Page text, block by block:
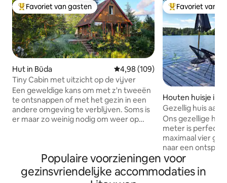
Topfavoriet van gasten
Favoriet van gasten
Hut in Būda Gemiddelde beoordeling van
4,98 (109)
Tiny Cabin met uitzicht op de vijver
Een geweldige kans om met z'n tweeën
te ontsnappen of met het gezin in een
andere omgeving te verblijven. Soms is
er maar zo weinig nodig om weer op
unieke kenmerk is dat alles voor onszelf
is gemaakt, de ruimte is omgeven door
niet-besproeide serbentplantages, de
Topfavoriet van
Favoriet van
Houten huisje in
Gezellig huis aan
Ons gezellige
meter is perfect
maximaal vier
naar een
je een
Populaire voorzieningen voor
gezinsvriendelijke accommodaties in